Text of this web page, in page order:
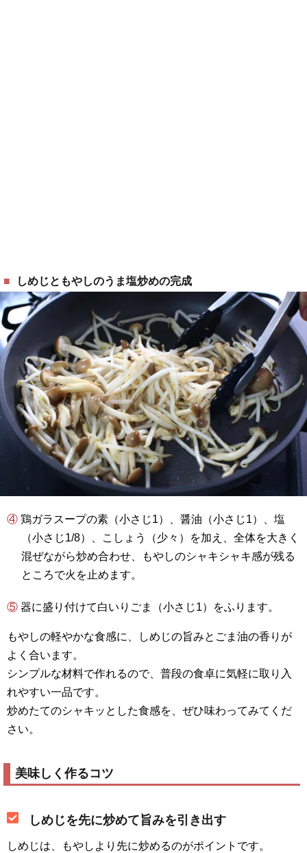
しめじともやしのうま塩炒めの完成
④ 鶏ガラスープの素（小さじ1）、醤油（小さじ1）、塩
（小さじ1/8）、こしょう（少々）を加え、全体を大きく
混ぜながら炒め合わせ、もやしのシャキシャキ感が残る
ところで火を止めます。
⑤ 器に盛り付けて白いりごま（小さじ1）をふります。
もやしの軽やかな食感に、しめじの旨みとごま油の香りが
よく合います。
シンプルな材料で作れるので、普段の食卓に気軽に取り入
れやすい一品です。
炒めたてのシャキッとした食感を、ぜひ味わってみてくだ
さい。
美味しく作るコツ
しめじを先に炒めて旨みを引き出す
しめじは、もやしより先に炒めるのがポイントです。